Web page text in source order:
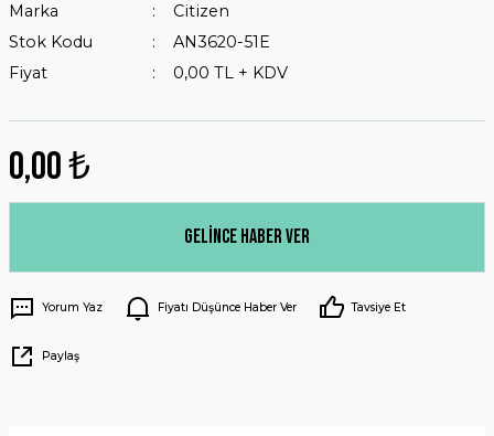
Marka
Citizen
Stok Kodu
AN3620-51E
Fiyat
0,00 TL + KDV
0,00 ₺
Gelince Haber Ver
Yorum Yaz Fiyatı Düşünce Haber Ver Tavsiye Et
Paylaş